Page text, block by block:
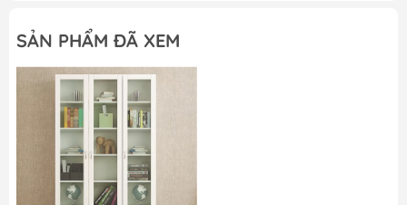
SẢN PHẨM ĐÃ XEM